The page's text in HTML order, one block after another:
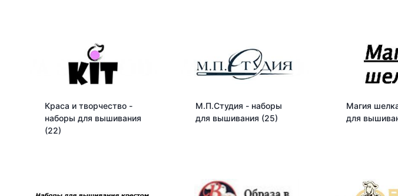
Краса и творчество -
наборы для вышивания
(22)
М.П.Студия - наборы
для вышивания (25)
Магия
для